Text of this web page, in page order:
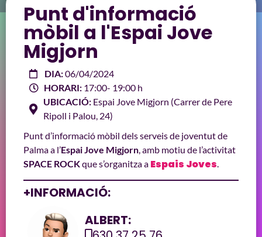
Punt d'informació
mòbil a l'Espai Jove
Migjorn
DIA:06/04/2024
HORARI: 17:00- 19:00 h
UBICACIÓ: Espai Jove Migjorn (Carrer de Pere
Ripoll i Palou, 24)
Punt d’informació mòbil dels serveis de joventut de
Palma a l’Espai Jove Migjorn, amb motiu de l’activitat
SPACE ROCKque s’organitza a Espais Joves.
+INFORMACIÓ:
ALBERT: